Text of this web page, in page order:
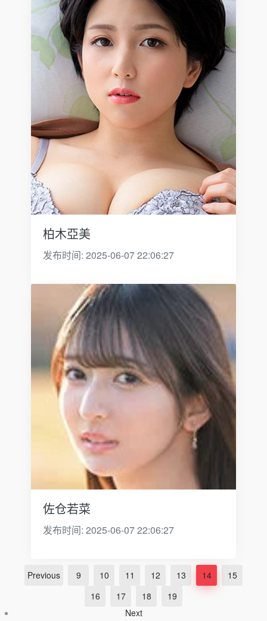
柏木亞美
发布时间: 2025-06-07 22:06:27
佐仓若菜
发布时间: 2025-06-07 22:06:27
Previous 9 10 11 12 13 14
15
16
17 18
19
Next